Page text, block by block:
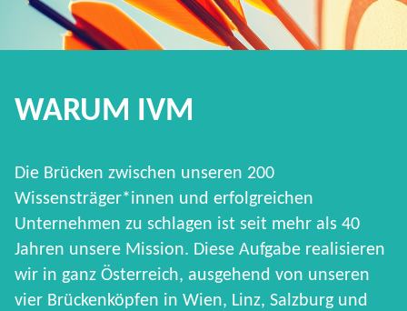
WARUM IVM
Die Brücken zwischen unseren 200
Wissensträger*innen und erfolgreichen
Unternehmen zu schlagen ist seit mehr als 40
Jahren unsere Mission. Diese Aufgabe realisieren
wir in ganz Österreich, ausgehend von unseren
vier Brückenköpfen in Wien, Linz, Salzburg und